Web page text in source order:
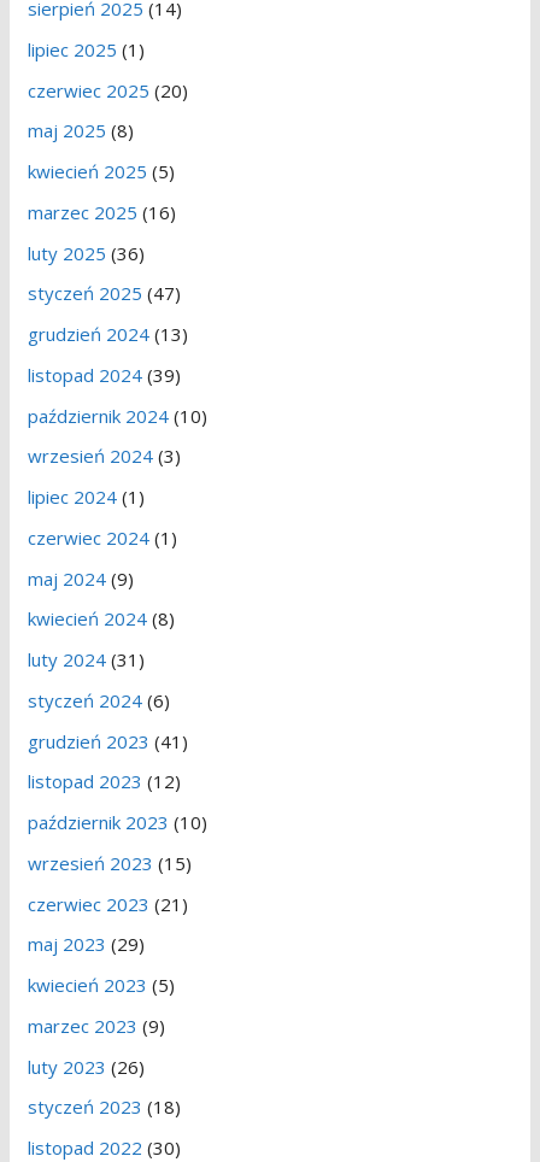
sierpień 2025 (14)
lipiec 2025 (1)
czerwiec 2025 (20)
maj 2025 (8)
kwiecień 2025 (5)
marzec 2025 (16)
luty 2025 (36)
styczeń 2025 (47)
grudzień 2024 (13)
listopad 2024 (39)
październik 2024 (10)
wrzesień 2024 (3)
lipiec 2024 (1)
czerwiec 2024 (1)
maj 2024 (9)
kwiecień 2024 (8)
luty 2024 (31)
styczeń 2024 (6)
grudzień 2023 (41)
listopad 2023 (12)
październik 2023 (10)
wrzesień 2023 (15)
czerwiec 2023 (21)
maj 2023 (29)
kwiecień 2023 (5)
marzec 2023 (9)
luty 2023 (26)
styczeń 2023 (18)
listopad 2022 (30)